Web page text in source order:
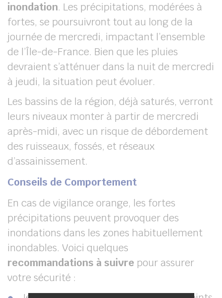
inondation. Les précipitations, modérées à
fortes, se poursuivront tout au long de la
journée de mercredi, impactant l’ensemble
de l’Île-de-France. Bien que les pluies
devraient s’atténuer dans la nuit de mercredi
à jeudi, la situation peut évoluer.
Les bassins de la région, déjà saturés, verront
leurs niveaux monter à partir de mercredi
après-midi, avec un risque de débordement
des ruisseaux, fossés, et réseaux
d’assainissement.
Conseils de Comportement
En cas de vigilance orange, les fortes
précipitations peuvent provoquer des
inondations dans les zones habituellement
inondables. Voici quelques
recommandations à suivre pour assurer
votre sécurité :